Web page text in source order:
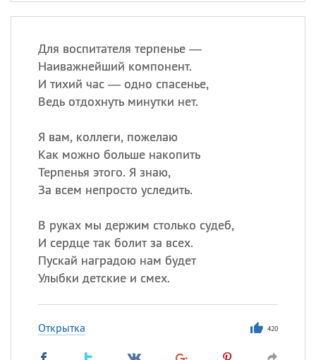
Для воспитателя терпенье —
Наиважнейший компонент.
И тихий час — одно спасенье,
Ведь отдохнуть минутки нет.
Я вам, коллеги, пожелаю
Как можно больше накопить
Терпенья этого. Я знаю,
За всем непросто уследить.
В руках мы держим столько судеб,
И сердце так болит за всех.
Пускай наградою нам будет
Улыбки детские и смех.
Открытка 420